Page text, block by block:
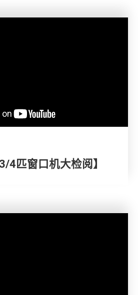
4匹窗口机大检阅】